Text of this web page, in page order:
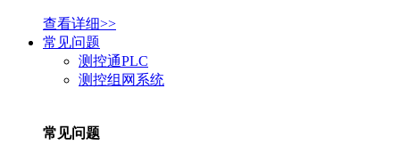
查看详细>>
常见问题
测控通PLC
测控组网系统
常见问题